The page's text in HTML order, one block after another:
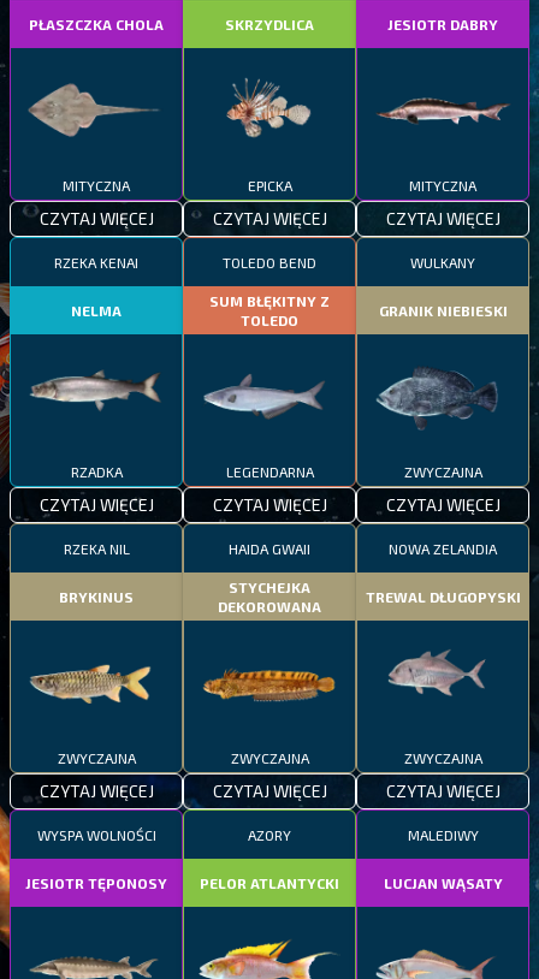
PŁASZCZKA CHOLA
MITYCZNA
CZYTAJ WIĘCEJ
SKRZYDLICA
EPICKA
CZYTAJ WIĘCEJ
JESIOTR DABRY
MITYCZNA
CZYTAJ WIĘCEJ
RZEKA KENAI
NELMA
RZADKA
CZYTAJ WIĘCEJ
TOLEDO BEND
SUM BŁĘKITNY Z
TOLEDO
LEGENDARNA
CZYTAJ WIĘCEJ
WULKANY
GRANIK NIEBIESKI
ZWYCZAJNA
CZYTAJ WIĘCEJ
RZEKA NIL
BRYKINUS
ZWYCZAJNA
CZYTAJ WIĘCEJ
HAIDA GWAII
STYCHEJKA
DEKOROWANA
ZWYCZAJNA
CZYTAJ WIĘCEJ
NOWA ZELANDIA
TREWAL DŁUGOPYSKI
ZWYCZAJNA
CZYTAJ WIĘCEJ
WYSPA WOLNOŚCI
JESIOTR TĘPONOSY
AZORY
PELOR ATLANTYCKI
MALEDIWY
LUCJAN WĄSATY